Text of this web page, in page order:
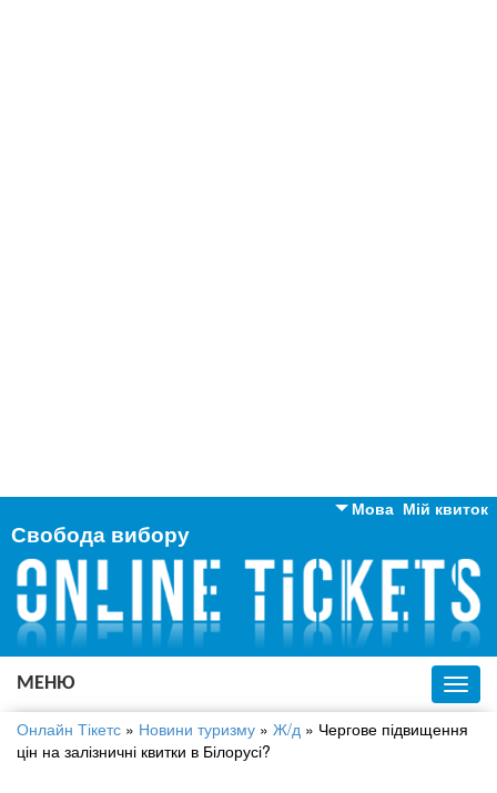
Мій квиток
Мова
Англійська
Російська
Українська
Свобода вибору
МЕНЮ
Онлайн Тікетс » Новини туризму » Ж/д » Чергове підвищення
цін на залізничні квитки в Білорусі?